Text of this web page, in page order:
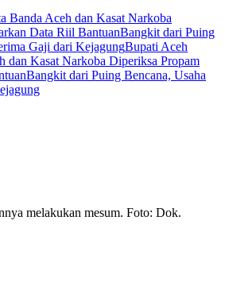
Banda Aceh dan Kasat Narkoba
Data Riil BantuanBangkit dari Puing
Gaji dari KejagungBupati Aceh
dan Kasat Narkoba Diperiksa Propam
Bangkit dari Puing Bencana, Usaha
melakukan mesum. Foto: Dok.